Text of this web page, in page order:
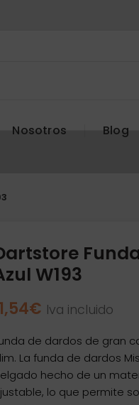
Nosotros Blog
W193
€ Iva incluido
de dardos de gran
La funda de dardos
hecho de un
lo que permite